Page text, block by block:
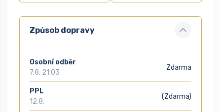
Způsob dopravy
Osobní odběr
7.8. 21:03
Zdarma
PPL
12.8.
(Zdarma)